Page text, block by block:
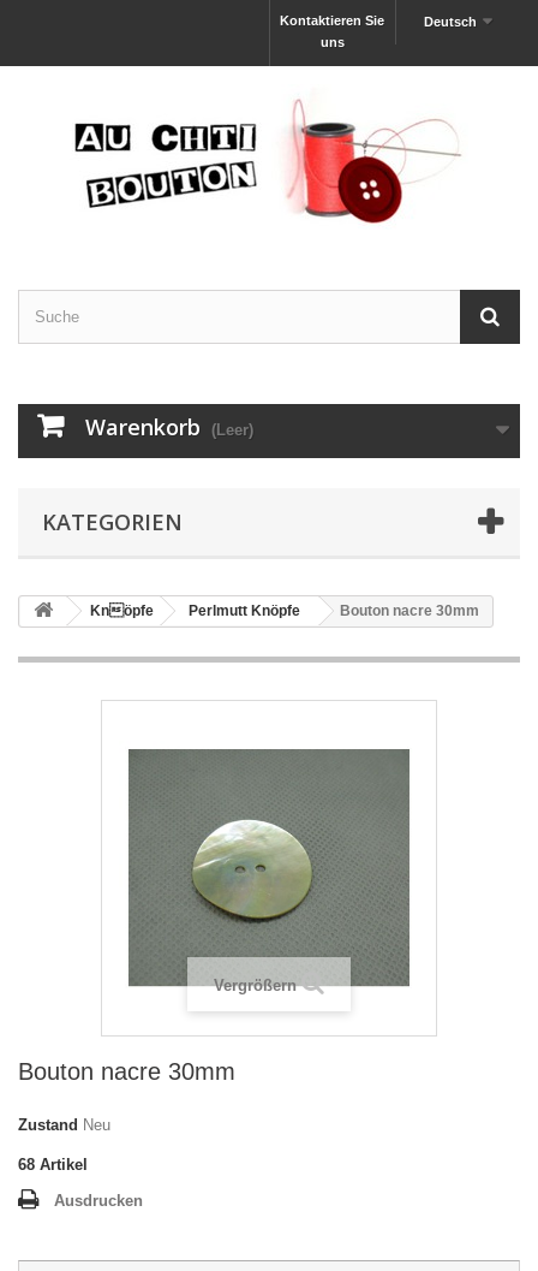
Deutsch
Kontaktieren Sie
uns
Warenkorb (Leer)
KATEGORIEN
Knöpfe Perlmutt Knöpfe Bouton nacre 30mm
Vergrößern
Bouton nacre 30mm
Zustand Neu
68 Artikel
Ausdrucken